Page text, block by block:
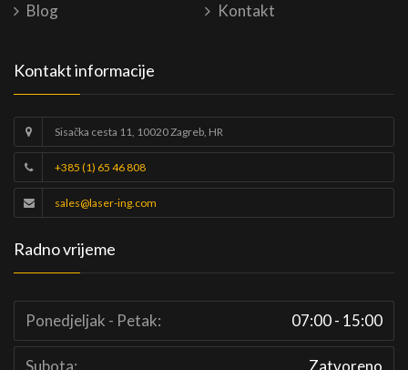
Blog Kontakt
Kontakt informacije
Sisačka cesta 11, 10020 Zagreb, HR
+385 (1) 65 46 808
sales@laser-ing.com
Radno vrijeme
Ponedjeljak - Petak: 07:00 - 15:00
Subota: Zatvoreno